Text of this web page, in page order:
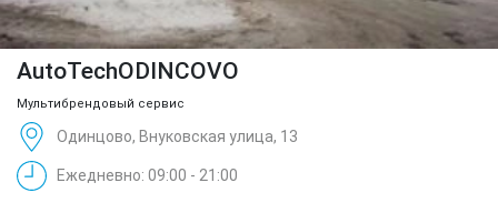
AutoTechОDINCOVO
Мультибрендовый сервис
Одинцово, Внуковская улица, 13
Ежедневно: 09:00 - 21:00